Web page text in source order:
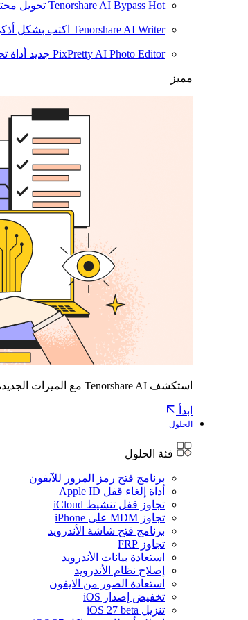
Tenorshare AI Bypass Hot تحويل
Tenorshare AI Writer اكتب بشكل
PixPretty AI Photo Editor جديد أداة
مميز
استكشف Tenorshare AI مع الميزات الجديدة المذهلة
ابدأ
الحلول
فئة الحلول
برنامج فتح رمز المرور للآيفون
أداة إلغاء قفل Apple ID
تجاوز قفل تنشيط iCloud
تجاوز MDM على iPhone
برنامج فتح شاشة الأندرويد
تجاوز FRP
استعادة بيانات الأندرويد
إصلاح نظام الأندرويد
استعادة الصور من الايفون
تخفيض إصدار iOS
تنزيل iOS 27 beta